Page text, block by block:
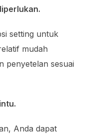
setting untuk
mudah
penyetelan sesuai
Anda dapat